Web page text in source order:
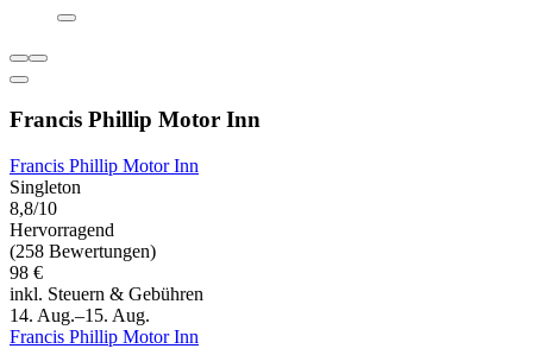
Francis Phillip Motor Inn
Francis Phillip Motor Inn
Singleton
8,8/10
Hervorragend
(258 Bewertungen)
98 €
inkl. Steuern & Gebühren
14. Aug.–15. Aug.
Francis Phillip Motor Inn